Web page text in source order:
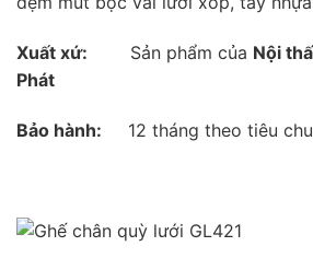
Xuất xứ: Sản phẩm của Nội
Phát
Bảo hành: 12 tháng theo tiêu